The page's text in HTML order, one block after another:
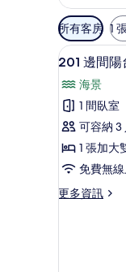
可
用
的
客
房
篩
選
條
件
所有客房 1
顯
201
邊
間
陽
台
鞦
13
201 邊間
海景
1 間臥室
可容納 3
1 張加大
免費無
更多資訊
更